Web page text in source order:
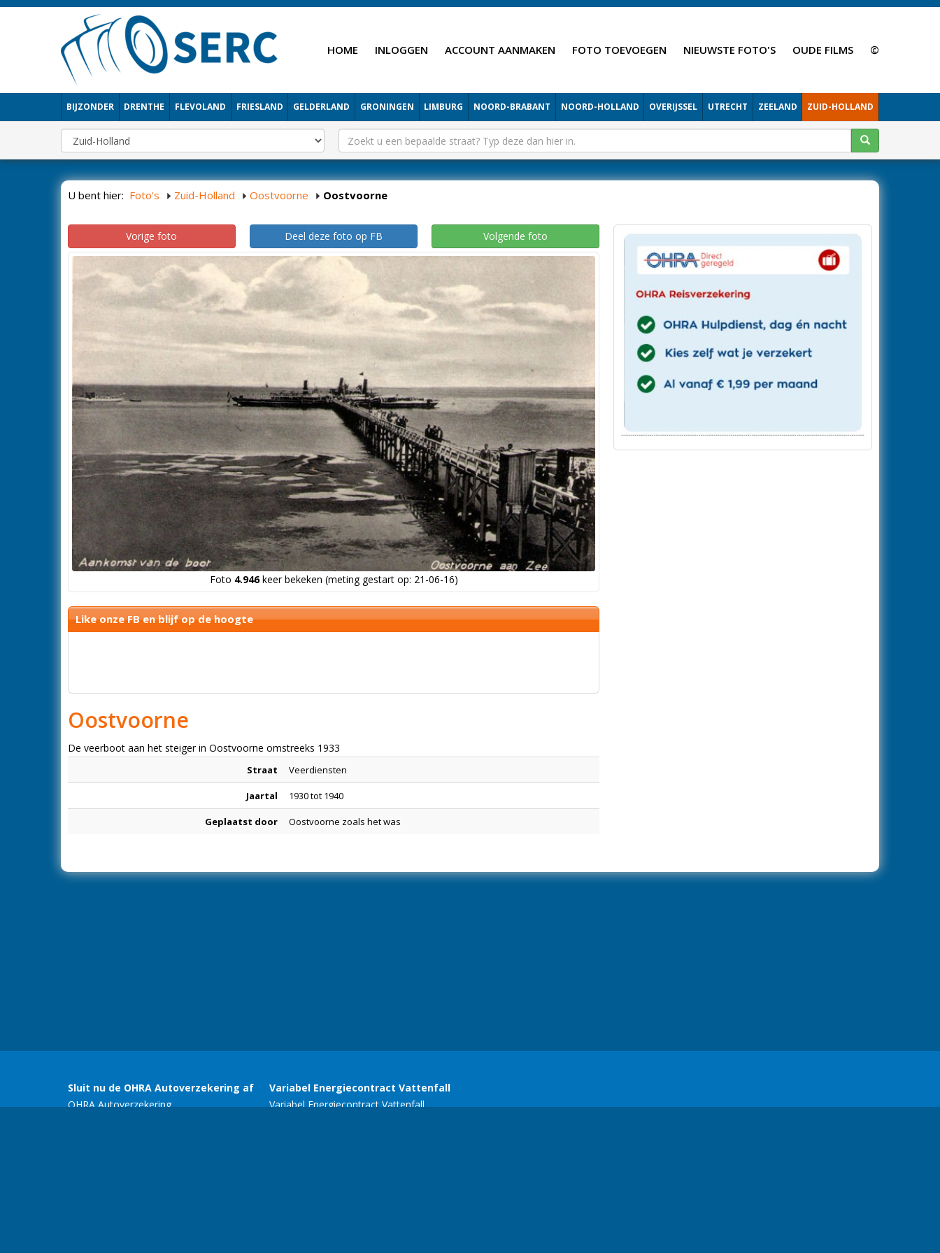
HOME INLOGGEN ACCOUNT AANMAKEN FOTO TOEVOEGEN NIEUWSTE FOTO'S OUDE FILMS ©
BIJZONDER DRENTHE FLEVOLAND FRIESLAND GELDERLAND GRONINGEN LIMBURG NOORD-BRABANT NOORD-HOLLAND OVERIJSSEL UTRECHT ZEELAND ZUID-HOLLAND
U bent hier: Foto's Zuid-Holland Oostvoorne Oostvoorne
Vorige foto Deel deze foto op FB Volgende foto
Foto 4.946keer bekeken (meting gestart op: 21-06-16)
Like onze FB en blijf op de hoogte
Oostvoorne
De veerboot aan het steiger in Oostvoorne omstreeks 1933
Straat Veerdiensten
Jaartal 1930 tot 1940
Geplaatst door Oostvoorne zoals het was